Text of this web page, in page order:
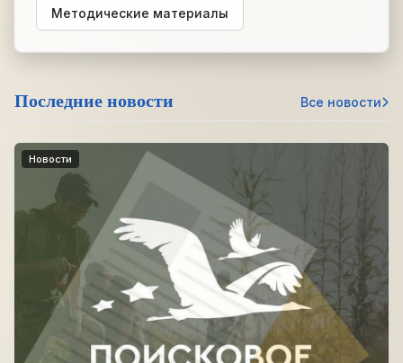
Методические материалы
Последние новости Все новости
Новости